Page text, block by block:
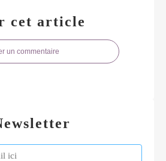
cet article
un commentaire